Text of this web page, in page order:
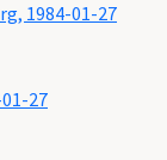
1984-01-27
27